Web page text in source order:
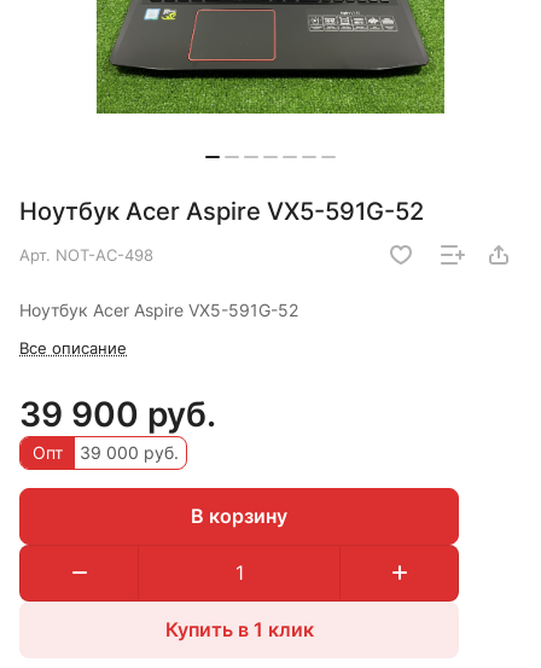
Ноутбук Acer Aspire VX5-591G-52
Арт. NOT-AC-498
Ноутбук Acer Aspire VX5-591G-52
Все описание
39 900 руб.
Опт 39 000 руб.
В корзину
Купить в 1 клик